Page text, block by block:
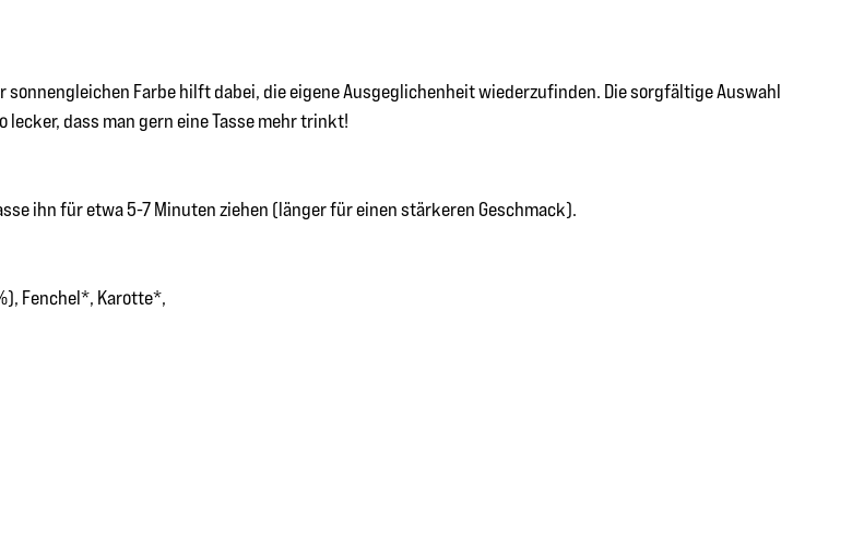
Farbe hilft dabei, die eigene Ausgeglichenheit wiederzufinden. Die sorgfältige Auswahl
dass man gern eine Tasse mehr trinkt!
ihn für etwa 5-7 Minuten ziehen (länger für einen stärkeren Geschmack).
Fenchel*, Karotte*,